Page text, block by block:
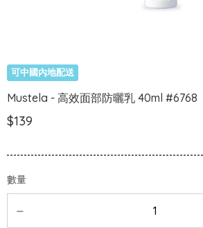
可中國內地配送
Mustela - 高效面部防曬乳 40ml #6768
$139
數量